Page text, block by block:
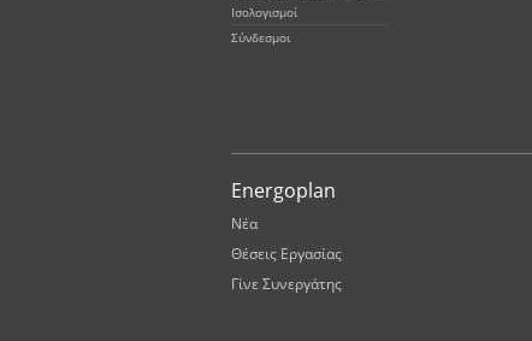
Ισολογισμοί
Σύνδεσμοι
Energoplan
Νέα
Θέσεις Εργασίας
Γίνε Συνεργάτης